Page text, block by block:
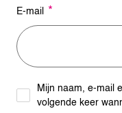
E-mail *
Mijn naam, e-mail
volgende keer